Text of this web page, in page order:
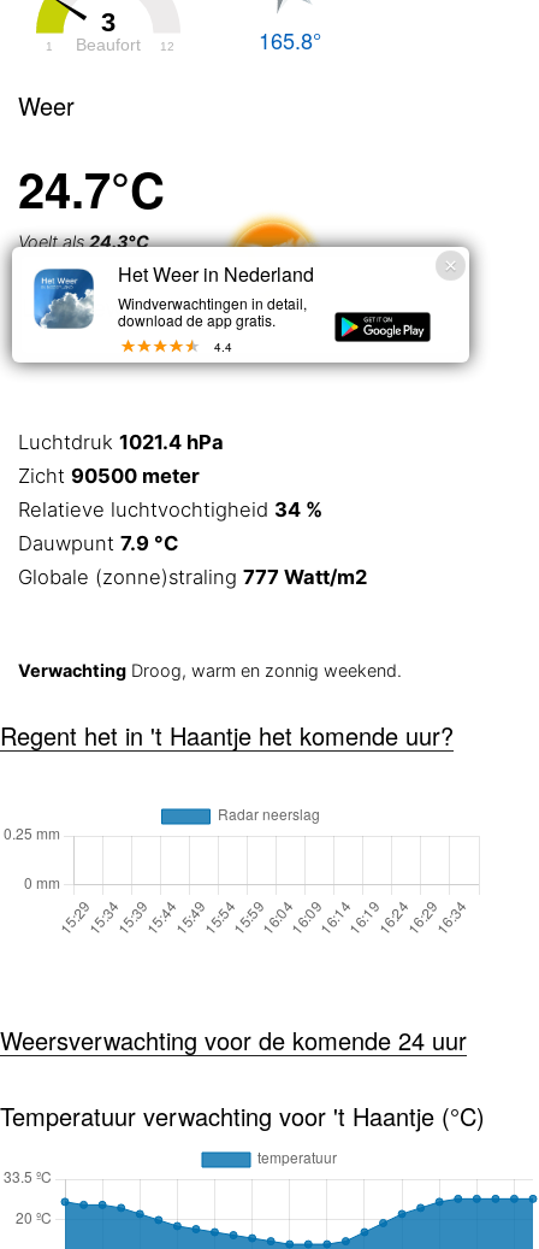
3
Beaufort
1 12 165.8°
Weer
24.7°C
Voelt als24.3°C
Licht bewolkt
Luchtdruk 1021.4 hPa
Zicht 90500 meter
Relatieve luchtvochtigheid 34 %
Dauwpunt 7.9 °C
Globale (zonne)straling 777 Watt/m2
Verwachting Droog, warm en zonnig weekend.
Regent het in 't Haantje het komende uur?
Weersverwachting voor de komende 24 uur
Temperatuur verwachting voor 't Haantje (°C)
Het Weer in Nederland
Windverwachtingen in detail,
download de app gratis.
4.4